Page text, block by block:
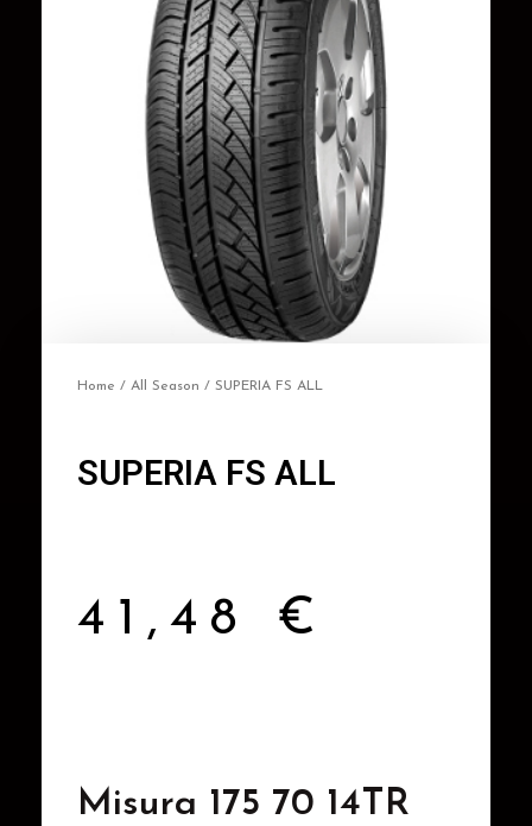
Home / All Season / SUPERIA FS ALL
SUPERIA FS ALL
41,48 €
Misura 175 70 14TR